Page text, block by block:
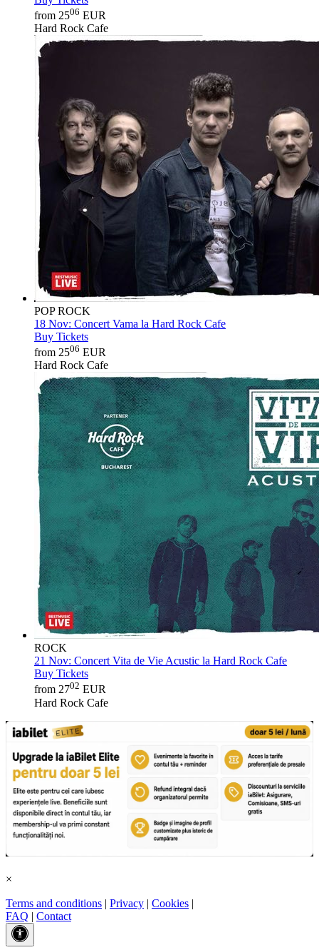
from 2506 EUR
Hard Rock Cafe
POP ROCK
18 Nov: Concert Vama la Hard Rock Cafe
Buy Tickets
from 2506 EUR
Hard Rock Cafe
ROCK
21 Nov: Concert Vita de Vie Acustic la Hard Rock Cafe
Buy Tickets
from 2702 EUR
Hard Rock Cafe
×
Terms and conditions | Privacy | Cookies |
FAQ | Contact